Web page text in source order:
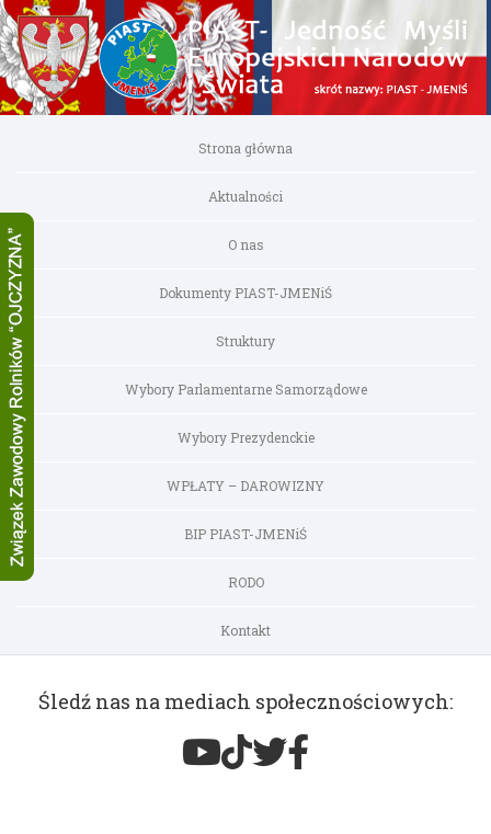
Strona główna
Aktualności
O nas
Dokumenty PIAST-JMENiŚ
Struktury
Wybory Parlamentarne Samorządowe
Wybory Prezydenckie
WPŁATY – DAROWIZNY
BIP PIAST-JMENiŚ
RODO
Kontakt
Śledź nas na mediach społecznościowych: